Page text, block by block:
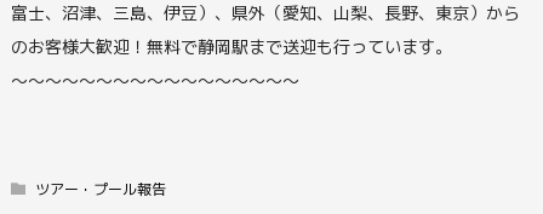
富士、沼津、三島、伊豆）、県外（愛知、山梨、長野、東京）から
のお客様大歓迎！無料で静岡駅まで送迎も行っています。
〜〜〜〜〜〜〜〜〜〜〜〜〜〜〜〜〜
ツアー・プール報告